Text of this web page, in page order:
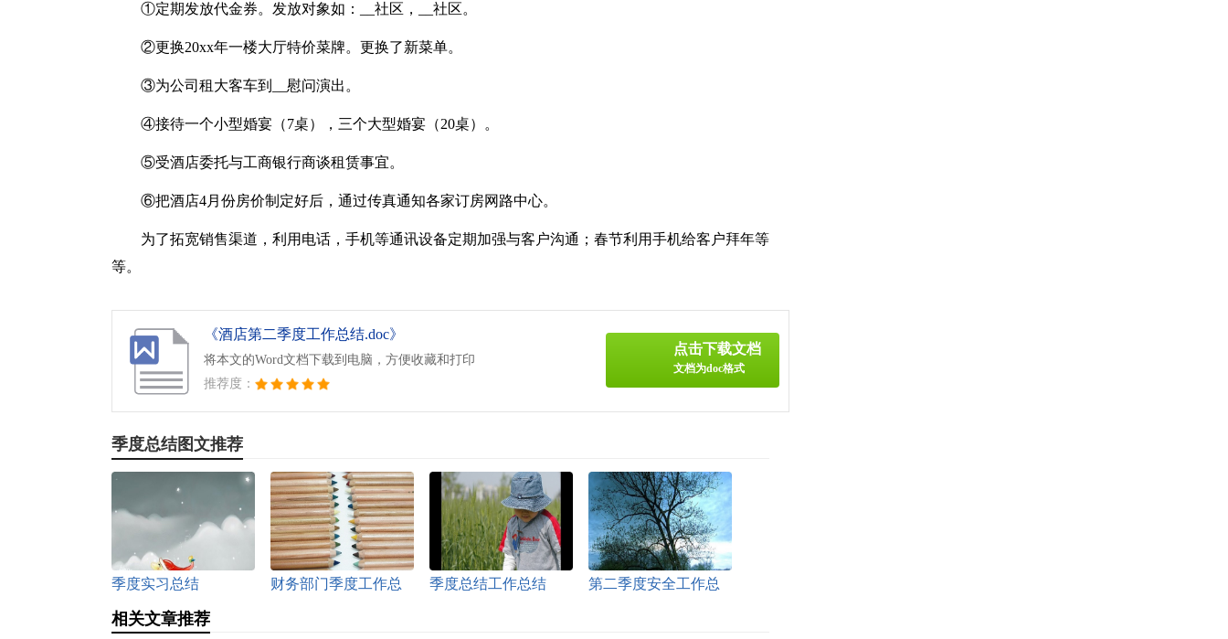
①定期发放代金券。发放对象如：__社区，__社区。
②更换20xx年一楼大厅特价菜牌。更换了新菜单。
③为公司租大客车到__慰问演出。
④接待一个小型婚宴（7桌），三个大型婚宴（20桌）。
⑤受酒店委托与工商银行商谈租赁事宜。
⑥把酒店4月份房价制定好后，通过传真通知各家订房网路中心。
为了拓宽销售渠道，利用电话，手机等通讯设备定期加强与客户沟通；春节利用手机给客户拜年等
等。
《酒店第二季度工作总结.doc》
将本文的Word文档下载到电脑，方便收藏和打印
推荐度：
点击下载文档
文档为doc格式
季度总结图文推荐
季度实习总结
财务部门季度工作总
季度总结工作总结
第二季度安全工作总
相关文章推荐